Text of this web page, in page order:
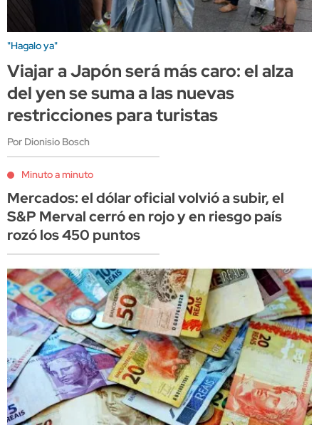
"Hagalo ya"
Viajar a Japón será más caro: el alza
del yen se suma a las nuevas
restricciones para turistas
Por Dionisio Bosch
Minuto a minuto
Mercados: el dólar oficial volvió a subir, el
S&P Merval cerró en rojo y en riesgo país
rozó los 450 puntos